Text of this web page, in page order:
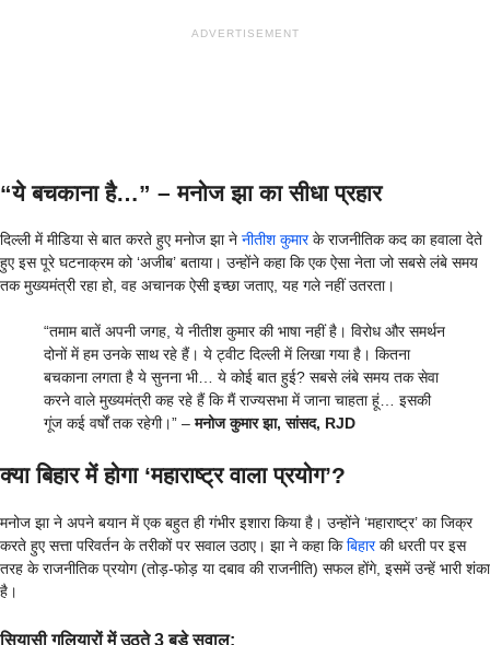
ADVERTISEMENT
“ये बचकाना है…” – मनोज झा का सीधा प्रहार
दिल्ली में मीडिया से बात करते हुए मनोज झा ने नीतीश कुमारके राजनीतिक कद का हवाला देते
हुए इस पूरे घटनाक्रम को ‘अजीब’ बताया। उन्होंने कहा कि एक ऐसा नेता जो सबसे लंबे समय
तक मुख्यमंत्री रहा हो, वह अचानक ऐसी इच्छा जताए, यह गले नहीं उतरता।
“तमाम बातें अपनी जगह, ये नीतीश कुमार की भाषा नहीं है। विरोध और समर्थन
दोनों में हम उनके साथ रहे हैं। ये ट्वीट दिल्ली में लिखा गया है। कितना
बचकाना लगता है ये सुनना भी… ये कोई बात हुई? सबसे लंबे समय तक सेवा
करने वाले मुख्यमंत्री कह रहे हैं कि मैं राज्यसभा में जाना चाहता हूं… इसकी
गूंज कई वर्षों तक रहेगी।” –मनोज कुमार झा, सांसद, RJD
क्या बिहार में होगा ‘महाराष्ट्र वाला प्रयोग’?
मनोज झा ने अपने बयान में एक बहुत ही गंभीर इशारा किया है। उन्होंने ‘महाराष्ट्र’ का जिक्र
करते हुए सत्ता परिवर्तन के तरीकों पर सवाल उठाए। झा ने कहा किबिहारकी धरती पर इस
तरह के राजनीतिक प्रयोग (तोड़-फोड़ या दबाव की राजनीति) सफल होंगे, इसमें उन्हें भारी शंका
है।
सियासी गलियारों में उठते 3 बड़े सवाल: